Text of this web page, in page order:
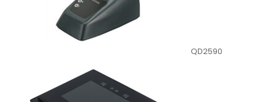
QD2590